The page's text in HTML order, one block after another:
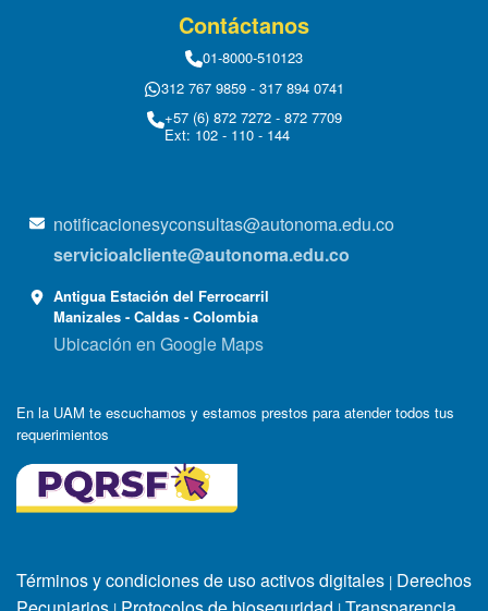
Contáctanos
01-8000-510123
312 767 9859 - 317 894 0741
+57 (6) 872 7272 - 872 7709
Ext: 102 - 110 - 144
notificacionesyconsultas@autonoma.edu.co
servicioalcliente@autonoma.edu.co
Antigua Estación del Ferrocarril
Manizales - Caldas - Colombia
Ubicación en Google Maps
En la UAM te escuchamos y estamos prestos para atender todos tus
requerimientos
Términos y condiciones de uso activos digitales | Derechos